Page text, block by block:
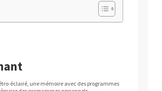
éclairé, une mémoire avec des programmes